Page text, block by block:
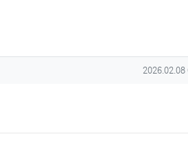
작성일
2026.02.08